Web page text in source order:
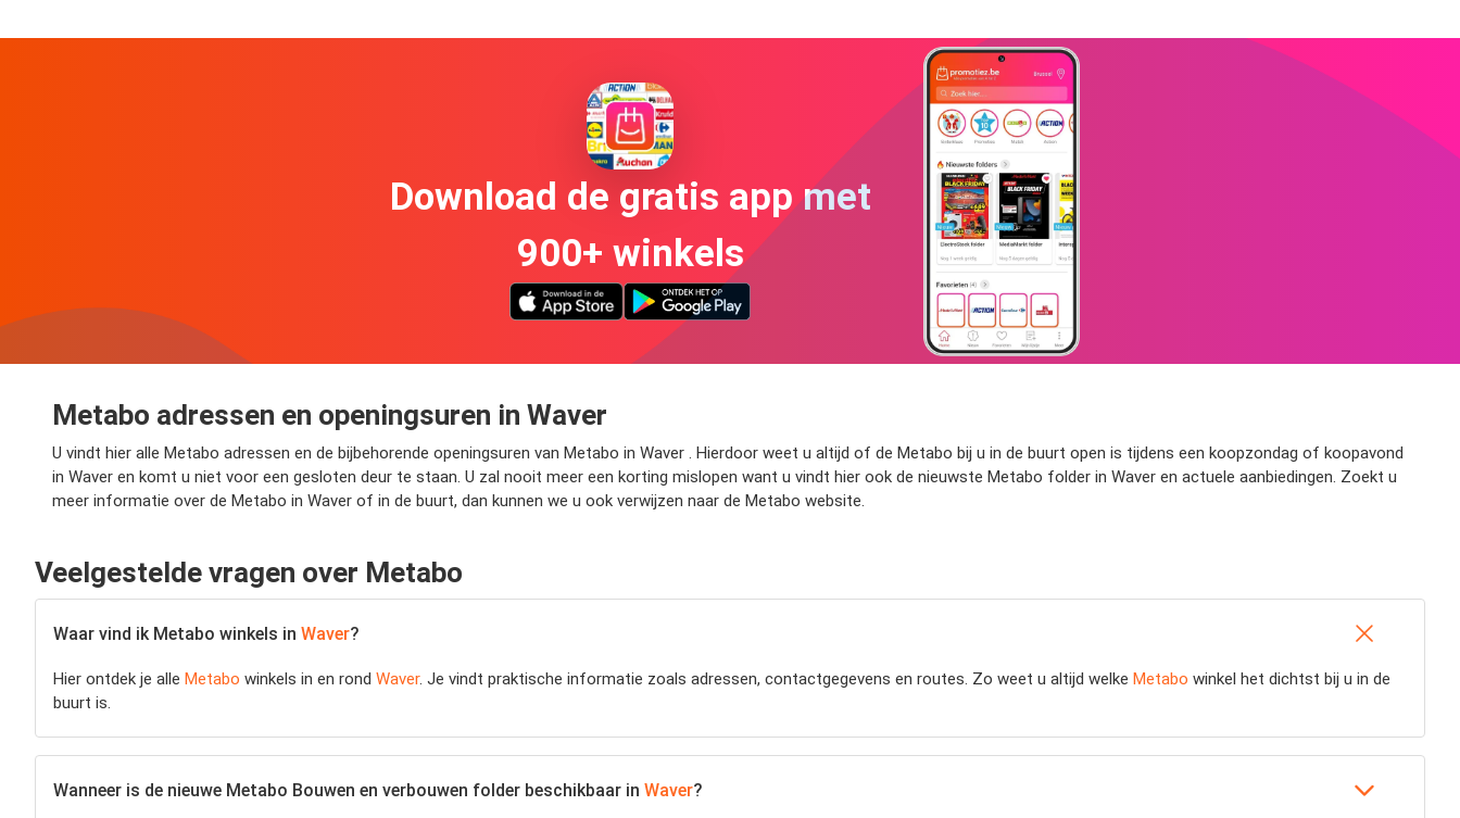
Download de gratis app met
900+ winkels
Metabo adressen en openingsuren in Waver
U vindt hier alle Metabo adressen en de bijbehorende openingsuren van Metabo in Waver . Hierdoor weet u altijd of de Metabo bij u in de buurt open is tijdens een koopzondag of koopavond
in Waver en komt u niet voor een gesloten deur te staan. U zal nooit meer een korting mislopen want u vindt hier ook de nieuwste Metabo folder in Waver en actuele aanbiedingen. Zoekt u
meer informatie over de Metabo in Waver of in de buurt, dan kunnen we u ook verwijzen naar de Metabo website.
Veelgestelde vragen over Metabo
Waar vind ik Metabo winkels in Waver?
Hier ontdek je alle Metabo winkels in en rond Waver. Je vindt praktische informatie zoals adressen, contactgegevens en routes. Zo weet u altijd welke Metabo winkel het dichtst bij u in de
buurt is.
Wanneer is de nieuwe Metabo Bouwen en verbouwen folder beschikbaar in Waver?